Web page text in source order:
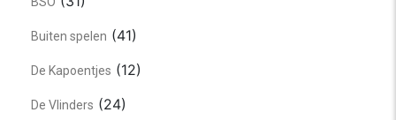
Buiten spelen (41)
De Kapoentjes (12)
De Vlinders (24)